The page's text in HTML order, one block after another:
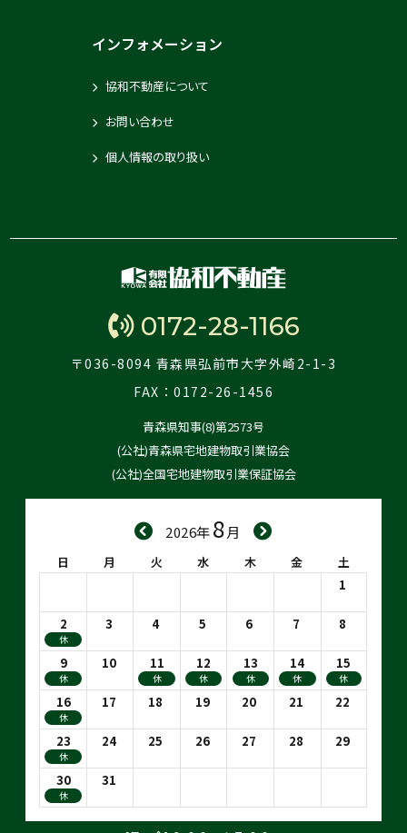
エトワールM B棟
2025-09-12
城東5丁目長内住宅 2号
サンフレッシュ 103号室
2025-09-09
コートハウス 2号
ユアフルＤ高田 202号室
2025-09-01
ストーンヒルハイツi 201号室
外崎4丁目貸土地
2025-08-05
ピアチェーレ・ウーノ 201号室
2025-07-19
エステート・パレ・わせだ 103号室
インフォメーション
協和不動産について
お問い合わせ
個人情報の取り扱い
0172-28-1166
〒036-8094 青森県弘前市大字外崎2-1-3
FAX：0172-26-1456
青森県知事(8)第2573号
(公社)青森県宅地建物取引業協会
(公社)全国宅地建物取引業保証協会
2026年8月
日 月 火 水 木 金
土
1
2
休
3 4 5 6 7 8
9
休
10 11
休
12
休
13
休
14
休
15
休
16
休
17 18 19 20 21 22
23
休
24 25 26 27 28 29
30
休
31